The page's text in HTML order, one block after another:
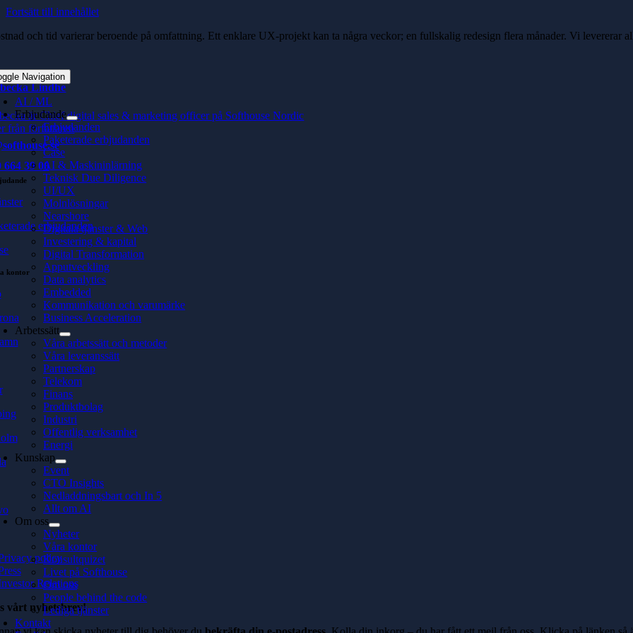
Fortsätt till innehållet
Navigation
AI / ML
Erbjudande
Erbjudanden
Paketerade erbjudanden
Case
AI & Maskininlärning
Teknisk Due Diligence
UI/UX
Molnlösningar
Nearshore
Digitala tjänster & Web
Investering & kapital
Digital Transformation
Apputveckling
Data analytics
Embedded
Kommunikation och varumärke
Business Acceleration
Arbetssätt
Våra arbetssätt och metoder
Våra leveranssätt
Partnerskap
Telekom
Finans
Produktbolag
Industri
Offentlig verksamhet
Energi
Kunskap
Event
CTO Insights
Nedladdningsbart och In 5
Allt om AI
Om oss
Nyheter
Våra kontor
Konsultquizet
Livet på Softhouse
Om oss
People behind the code
Lediga tjänster
Kontakt
och tid varierar beroende på omfattning. Ett enklare UX‑projekt kan ta några veckor; en fullskalig redesign flera månader. Vi levererar
Lindhe
är Chief digital sales & marketing officer på Softhouse Nordic
från författaren
664 39 00
erbjudanden
kontor
policy
Relations
vårt nyhetsbrev!